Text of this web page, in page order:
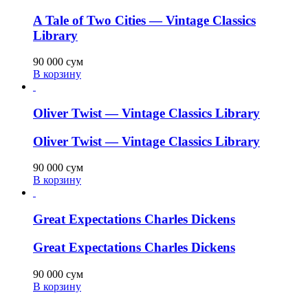
A Tale of Two Cities — Vintage Classics
Library
90 000 сум
В корзину
Oliver Twist — Vintage Classics Library
Oliver Twist — Vintage Classics Library
90 000 сум
В корзину
Great Expectations Charles Dickens
Great Expectations Charles Dickens
90 000 сум
В корзину